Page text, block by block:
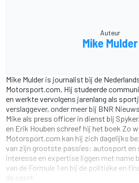
Auteur
Mike Mulder
Mike Mulder is journalist bij de
Motorsport.com. Hij studeerde
en werkte vervolgens jarenlang als
verslaggever, onder meer bij BNR
Mike als press officer in dienst bij
en Erik Houben schreef hij het boek Zo
Motorsport.com kan hij zich dagelijks
van zijn grootste passies: autosport en
interesse en expertise liggen met name
van de Formule 1 en bij de politieke en
de sport.